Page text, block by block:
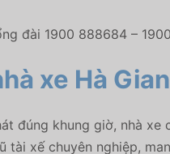
đài 1900 888684 –
xe Hà
đúng khung giờ, nhà
tài xế chuyên nghiệp,